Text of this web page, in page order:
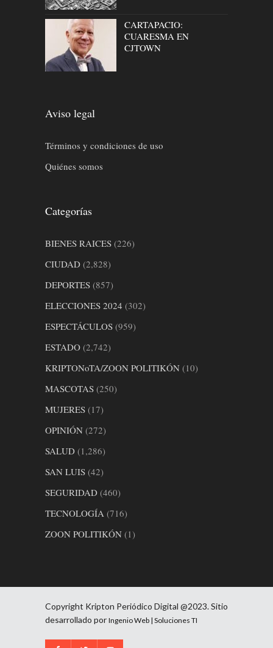
CARTAPACIO:
CUARESMA EN
CJTOWN
Aviso legal
Términos y condiciones de uso
Quiénes somos
Categorías
BIENES RAICES (226)
CIUDAD (2,828)
DEPORTES (857)
ELECCIONES 2024 (302)
ESPECTÁCULOS (959)
ESTADO (2,742)
KRIPTONoTA/ZOON POLITIKÓN (10)
MASCOTAS (250)
MUJERES (17)
OPINIÓN (272)
SALUD (1,286)
SAN LUIS (42)
SEGURIDAD (460)
TECNOLOGÍA (716)
ZOON POLITIKÓN (1)
Copyright Kripton Periódico Digital @2023. Sitio
desarrollado por Ingenio Web | Soluciones TI